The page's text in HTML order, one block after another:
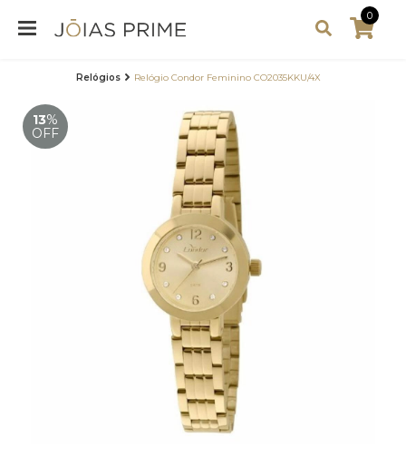
0
Relógios Relógio Condor Feminino CO2035KKU/4X
13%
OFF